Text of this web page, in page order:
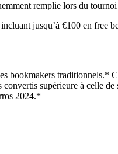
remplie lors du
jusqu’à €100 en free
bookmakers
supérieure à celle
2024.*